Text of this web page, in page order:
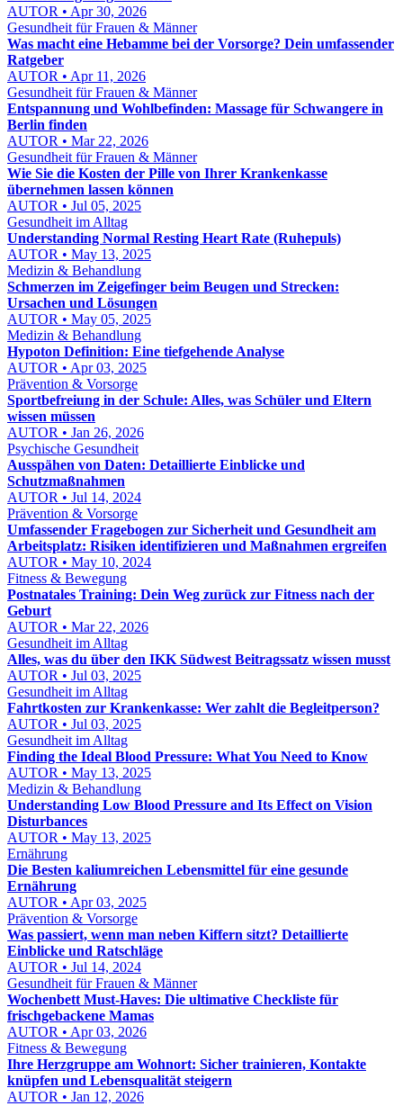
AUTOR • Apr 30, 2026
Gesundheit für Frauen & Männer
Was macht eine Hebamme bei der Vorsorge? Dein umfassender
Ratgeber
AUTOR • Apr 11, 2026
Gesundheit für Frauen & Männer
Entspannung und Wohlbefinden: Massage für Schwangere in
Berlin finden
AUTOR • Mar 22, 2026
Gesundheit für Frauen & Männer
Wie Sie die Kosten der Pille von Ihrer Krankenkasse
übernehmen lassen können
AUTOR • Jul 05, 2025
Gesundheit im Alltag
Understanding Normal Resting Heart Rate (Ruhepuls)
AUTOR • May 13, 2025
Medizin & Behandlung
Schmerzen im Zeigefinger beim Beugen und Strecken:
Ursachen und Lösungen
AUTOR • May 05, 2025
Medizin & Behandlung
Hypoton Definition: Eine tiefgehende Analyse
AUTOR • Apr 03, 2025
Prävention & Vorsorge
Sportbefreiung in der Schule: Alles, was Schüler und Eltern
wissen müssen
AUTOR • Jan 26, 2026
Psychische Gesundheit
Ausspähen von Daten: Detaillierte Einblicke und
Schutzmaßnahmen
AUTOR • Jul 14, 2024
Prävention & Vorsorge
Umfassender Fragebogen zur Sicherheit und Gesundheit am
Arbeitsplatz: Risiken identifizieren und Maßnahmen ergreifen
AUTOR • May 10, 2024
Fitness & Bewegung
Postnatales Training: Dein Weg zurück zur Fitness nach der
Geburt
AUTOR • Mar 22, 2026
Gesundheit im Alltag
Alles, was du über den IKK Südwest Beitragssatz wissen musst
AUTOR • Jul 03, 2025
Gesundheit im Alltag
Fahrtkosten zur Krankenkasse: Wer zahlt die Begleitperson?
AUTOR • Jul 03, 2025
Gesundheit im Alltag
Finding the Ideal Blood Pressure: What You Need to Know
AUTOR • May 13, 2025
Medizin & Behandlung
Understanding Low Blood Pressure and Its Effect on Vision
Disturbances
AUTOR • May 13, 2025
Ernährung
Die Besten kaliumreichen Lebensmittel für eine gesunde
Ernährung
AUTOR • Apr 03, 2025
Prävention & Vorsorge
Was passiert, wenn man neben Kiffern sitzt? Detaillierte
Einblicke und Ratschläge
AUTOR • Jul 14, 2024
Gesundheit für Frauen & Männer
Wochenbett Must-Haves: Die ultimative Checkliste für
frischgebackene Mamas
AUTOR • Apr 03, 2026
Fitness & Bewegung
Ihre Herzgruppe am Wohnort: Sicher trainieren, Kontakte
knüpfen und Lebensqualität steigern
AUTOR • Jan 12, 2026